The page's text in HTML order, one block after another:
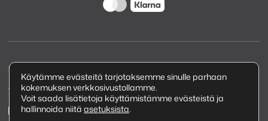
Copyright © 2026 Kuva ja Ääni Oy
Tietosuojaseloste
Käytämme evästeitä tarjotaksemme sinulle parhaan
kokemuksen verkkosivustollamme.
Voit saada lisätietoja käyttämistämme evästeistä ja
hallinnoida niitä asetuksista.